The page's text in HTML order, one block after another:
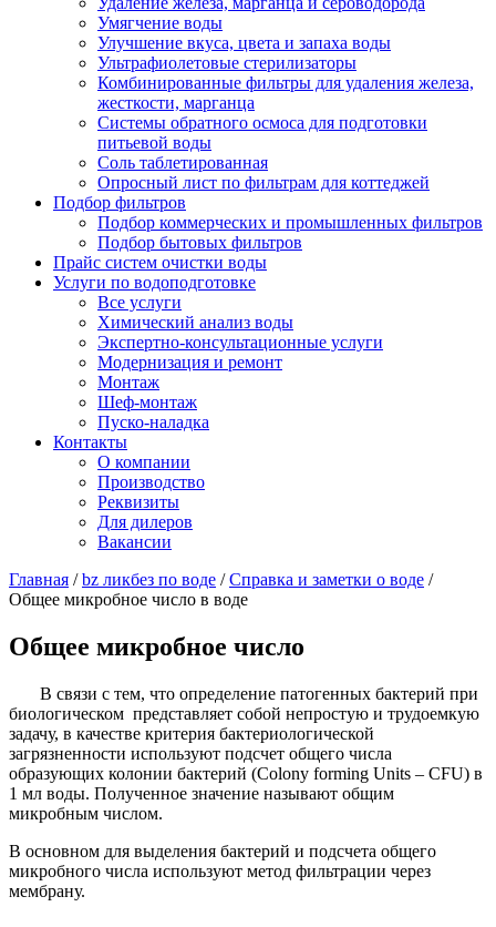
Умягчение воды
Улучшение вкуса, цвета и запаха воды
Ультрафиолетовые стерилизаторы
Комбинированные фильтры для удаления железа,
жесткости, марганца
Системы обратного осмоса для подготовки
питьевой воды
Соль таблетированная
Опросный лист по фильтрам для коттеджей
Подбор фильтров
Подбор коммерческих и промышленных фильтров
Подбор бытовых фильтров
Прайс систем очистки воды
Услуги по водоподготовке
Все услуги
Химический анализ воды
Экспертно-консультационные услуги
Модернизация и ремонт
Монтаж
Шеф-монтаж
Пуско-наладка
Контакты
О компании
Производство
Реквизиты
Для дилеров
Вакансии
Главная /bz ликбез по воде /Справка и заметки о воде /
Общее микробное число в воде
Общее микробное число
В связи с тем, что определение патогенных бактерий при
биологическом представляет собой непростую и трудоемкую
задачу, в качестве критерия бактериологической
загрязненности используют подсчет общего числа
образующих колонии бактерий (Colony forming Units – CFU) в
1 мл воды. Полученное значение называют общим
микробным числом.
В основном для выделения бактерий и подсчета общего
микробного числа используют метод фильтрации через
мембрану.